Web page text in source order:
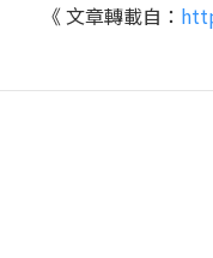
《 文章轉載自：